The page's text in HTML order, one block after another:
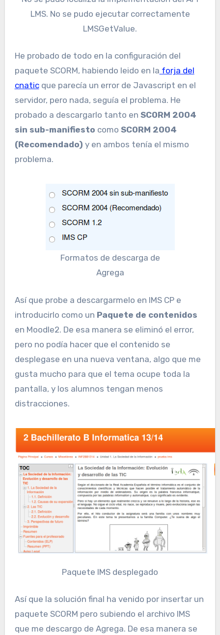
LMS. No se pudo ejecutar correctamente
LMSGetValue.
He probado de todo en la configuración del
paquete SCORM, habiendo leido en la forja del
cnaticque parecía un error de Javascript en el
servidor, pero nada, seguía el problema. He
probado a descargarlo tanto en SCORM 2004
sin sub-manifiesto como SCORM 2004
(Recomendado) y en ambos tenía el mismo
problema.
Formatos de descarga de
Agrega
Así que probe a descargarmelo en IMS CP e
introducirlo como un Paquete de contenidos
en Moodle2. De esa manera se eliminó el error,
pero no podía hacer que el contenido se
desplegase en una nueva ventana, algo que me
gusta mucho para que el tema ocupe toda la
pantalla, y los alumnos tengan menos
distracciones.
Paquete IMS desplegado
Así que la solución final ha venido por insertar un
paquete SCORM pero subiendo el archivo IMS
que me descargo de Agrega. De esa manera se